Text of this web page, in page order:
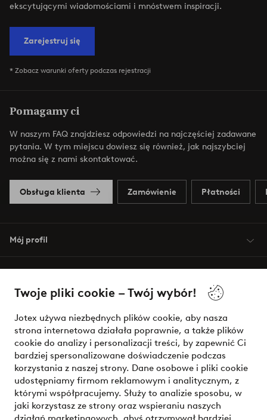
Twoje pliki cookie – Twój wybór!
Jotex używa niezbędnych plików cookie, aby nasza
strona internetowa działała poprawnie, a także plików
cookie do analizy i personalizacji treści, by zapewnić Ci
bardziej spersonalizowane doświadczenie podczas
korzystania z naszej strony. Dane osobowe i pliki cookie
udostępniamy firmom reklamowym i analitycznym, z
którymi współpracujemy. Służy to analizie sposobu, w
jaki korzystasz ze strony oraz wspieraniu naszych
ekscytującymi wiadomościami i mnóstwem inspiracji.
Zarejestruj się
* Zobacz warunki oferty podczas rejestracji
Pomagamy ci
W naszym FAQ znajdziesz odpowiedzi na najczęściej zadawane
pytania. W tym miejscu dowiesz się również, jak najszybciej
można się z nami skontaktować.
Obsługa klienta Zamówienie Płatności
Mój profil
Warunki
Bezpieczne płatności - zapłać teraz lub podziel się
Chcesz dowiedzieć się więcej o naszych opcjach płatności